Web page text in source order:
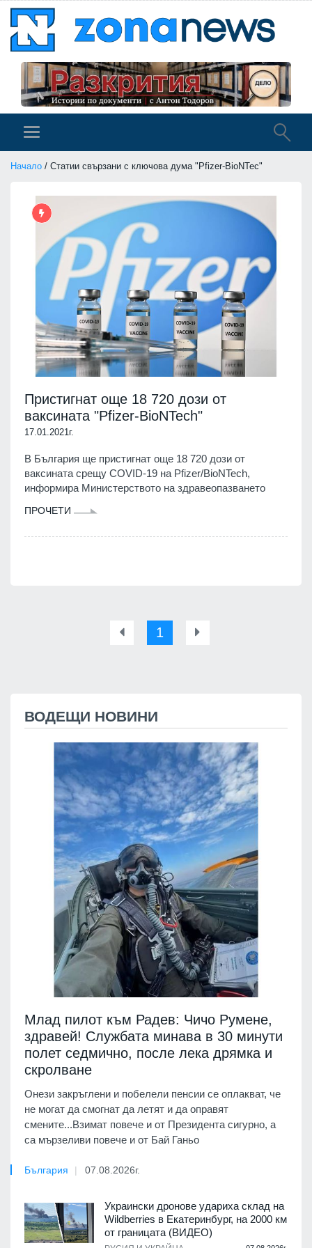
Начало / Статии свързани с ключова дума "Pfizer-BioNTec"
Пристигнат още 18 720 дози от
ваксината "Pfizer-BioNTech"
17.01.2021г.
В България ще пристигнат още 18 720 дози от
ваксината срещу COVID-19 на Pfizer/BioNTech,
информира Министерството на здравеопазването
ПРОЧЕТИ
1
ВОДЕЩИ НОВИНИ
Млад пилот към Радев: Чичо Румене,
здравей! Службата минава в 30 минути
полет седмично, после лека дрямка и
скролване
Онези закръглени и побелели пенсии се оплакват, че
не могат да смогнат да летят и да оправят
смените...Взимат повече и от Президента сигурно, а
са мързеливи повече и от Бай Ганьо
България 07.08.2026г.
Украински дронове удариха склад на
Wildberries в Екатеринбург, на 2000 км
от границата (ВИДЕО)